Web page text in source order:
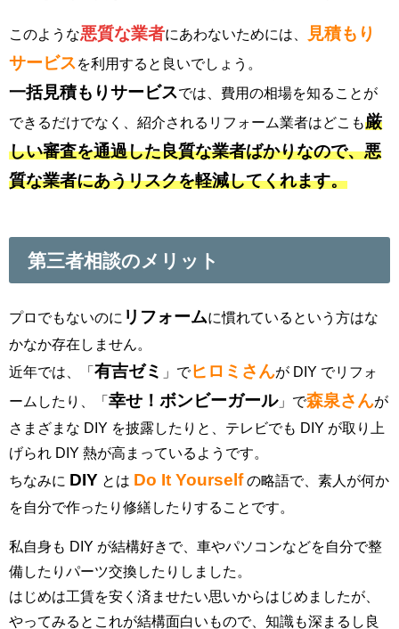
このような悪質な業者にあわないためには、
見積もり
サービス を利用すると良いでしょう。
一括見積もりサービスでは、費用の相場を知ることが
できるだけでなく、紹介されるリフォーム業者はどこも厳
しい審査を通過した良質な業者ばかりなので、悪
質な業者にあうリスクを軽減してくれます。
第三者相談のメリット
プロでもないのに リフォームに慣れているという方はな
かなか存在しません。
近年では、「 有吉ゼミ 」でヒロミさんが DIY でリフォ
ームしたり、「 幸せ！ボンビーガール」で森泉さんが
さまざまな DIY を披露したりと、テレビでも DIY が取り上
げられ DIY 熱が高まっているようです。
ちなみに DIY とは Do It Yourselfの略語で、素人が何か
を自分で作ったり修繕したりすることです。
私自身も DIY が結構好きで、車やパソコンなどを自分で整
備したりパーツ交換したりしました。
はじめは工賃を安く済ませたい思いからはじめましたが、
やってみるとこれが結構面白いもので、知識も深まるし良